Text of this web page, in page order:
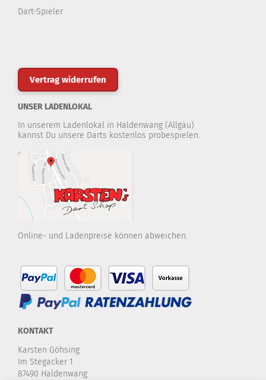
Dart-Spieler
Vertrag widerrufen
UNSER LADENLOKAL
In unserem Ladenlokal in Haldenwang (Allgäu)
kannst Du unsere Darts kostenlos probespielen.
Online- und Ladenpreise können abweichen.
KONTAKT
Karsten Göhsing
Im Stegacker 1
87490 Haldenwang